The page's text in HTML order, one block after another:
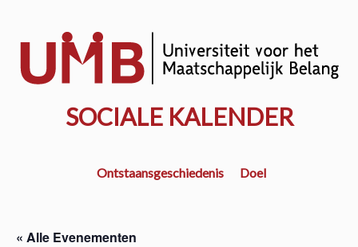
hoofd
SOCIALE KALENDER
Ontstaansgeschiedenis Doel
« Alle Evenementen